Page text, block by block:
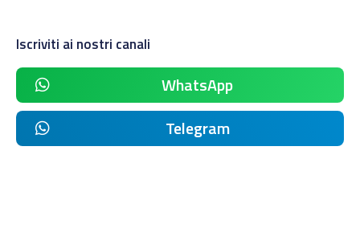
Iscriviti ai nostri canali
WhatsApp
Telegram